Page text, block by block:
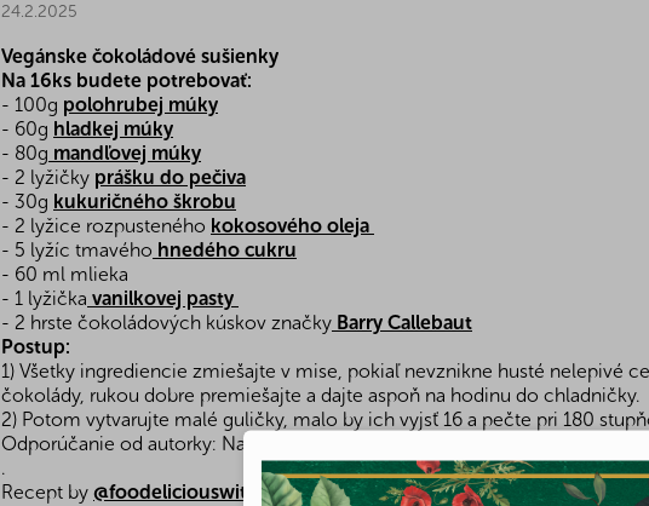
24.2.2025
Vegánske čokoládové sušienky
Na 16ks budete potrebovať:
- 100g polohrubej múky
- 60g hladkej múky
- 80g mandľovej múky
- 2 lyžičky prášku do pečiva
- 30g kukuričného škrobu
- 2 lyžice rozpusteného kokosového oleja
- 5 lyžíc tmavého hnedého cukru
- 60 ml mlieka
- 1 lyžička vanilkovej pasty
- 2 hrste čokoládových kúskov značky Barry Callebaut
Postup:
1) Všetky ingrediencie zmiešajte v mise, pokiaľ nevznikne husté nelepivé
čokolády, rukou dobre premiešajte a dajte aspoň na hodinu do chladničky.
2) Potom vytvarujte malé guličky, malo by ich vyjsť 16 a pečte pri 180
Odporúčanie od autorky: Najlepšie sú ešte teplé
.
Recept by @foodeliciouswithtinka